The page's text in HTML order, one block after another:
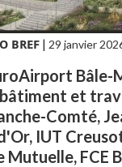
BREF| 29 janvier
Bâle-
et
Comté,
IUT
Mutuelle, FCE